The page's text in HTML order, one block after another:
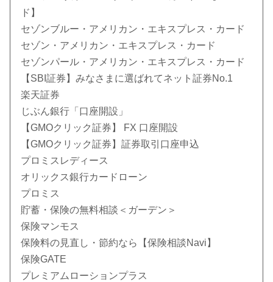
ド】
セゾンブルー・アメリカン・エキスプレス・カード
セゾン・アメリカン・エキスプレス・カード
セゾンパール・アメリカン・エキスプレス・カード
【SBI証券】みなさまに選ばれてネット証券No.1
楽天証券
じぶん銀行「口座開設」
【GMOクリック証券】 FX 口座開設
【GMOクリック証券】証券取引口座申込
プロミスレディース
オリックス銀行カードローン
プロミス
貯蓄・保険の無料相談＜ガーデン＞
保険マンモス
保険料の見直し・節約なら【保険相談Navi】
保険GATE
プレミアムローションプラス